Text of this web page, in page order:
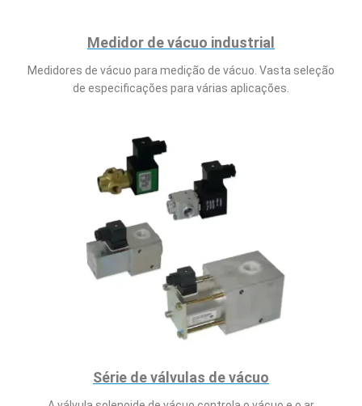
Medidor de vácuo industrial
Medidores de vácuo para medição de vácuo. Vasta seleção
de especificações para várias aplicações.
Série de válvulas de vácuo